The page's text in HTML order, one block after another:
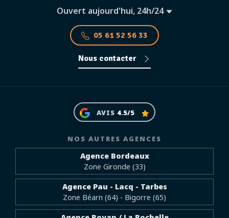
Ouvert aujourd'hui, 24h/24
05 61 52 56 33
Nous contacter
AVIS 4.5/5
NOS AUTRES AGENCES
Agence Bordeaux
Zone Gironde (33)
Agence Pau - Lacq - Tarbes
Zone Béarn (64) - Bigorre (65)